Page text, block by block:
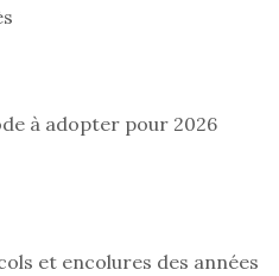
à adopter pour 2026
et encolures des années